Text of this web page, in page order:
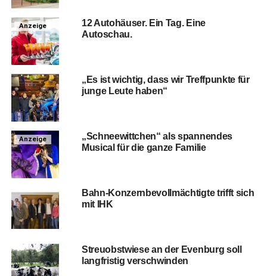
Anzeige
12 Auto­häu­ser. Ein Tag. Eine
Autoschau.
„Es ist wich­tig, dass wir Treff­punk­te für
jun­ge Leu­te haben“
Anzeige
„Schnee­witt­chen“ als span­nen­des
Musi­cal für die gan­ze Familie
Bahn-Kon­zern­be­voll­mäch­tig­te trifft sich
mit IHK
Streu­obst­wie­se an der Even­burg soll
lang­fris­tig verschwinden